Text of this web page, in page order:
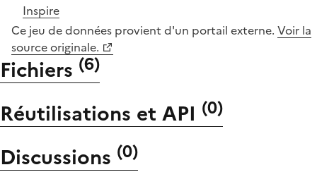
Inspire
Ce jeu de données provient d'un portail externe. Voir la
source originale.
Fichiers (6)
Réutilisations et API (0)
Discussions (0)